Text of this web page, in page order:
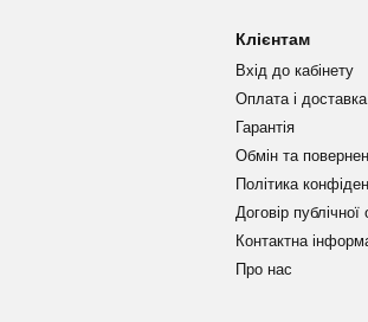
Клієнтам
Вхід до кабінету
Оплата і доставка
Гарантія
Обмін та
Політика
Договір
Контактна
Про нас